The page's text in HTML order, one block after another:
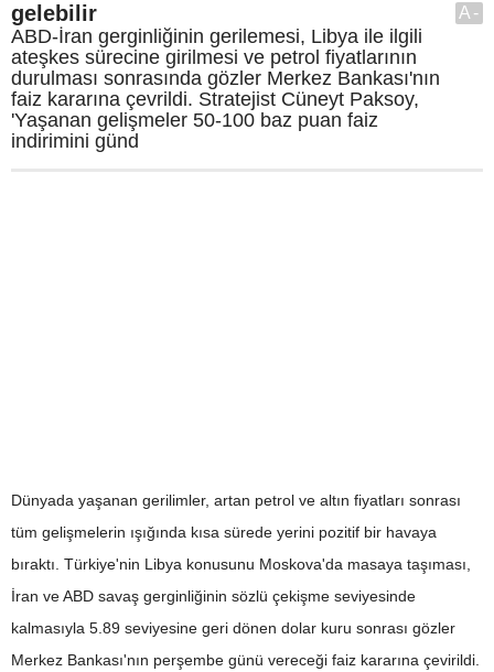
gelebilir
ABD-İran gerginliğinin gerilemesi, Libya ile ilgili
ateşkes sürecine girilmesi ve petrol fiyatlarının
durulması sonrasında gözler Merkez Bankası'nın
faiz kararına çevrildi. Stratejist Cüneyt Paksoy,
'Yaşanan gelişmeler 50-100 baz puan faiz
indirimini günd
A-
Dünyada yaşanan gerilimler, artan petrol ve altın fiyatları sonrası
tüm gelişmelerin ışığında kısa sürede yerini pozitif bir havaya
bıraktı. Türkiye'nin Libya konusunu Moskova'da masaya taşıması,
İran ve ABD savaş gerginliğinin sözlü çekişme seviyesinde
kalmasıyla 5.89 seviyesine geri dönen dolar kuru sonrası gözler
Merkez Bankası'nın perşembe günü vereceği faiz kararına çevirildi.